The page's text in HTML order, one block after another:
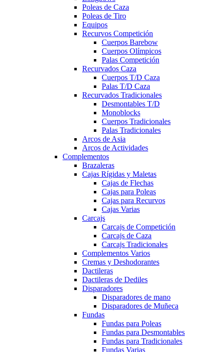
Poleas de Caza
Poleas de Tiro
Equipos
Recurvos Competición
Cuerpos Barebow
Cuerpos Olímpicos
Palas Competición
Recurvados Caza
Cuerpos T/D Caza
Palas T/D Caza
Recurvados Tradicionales
Desmontables T/D
Monoblocks
Cuerpos Tradicionales
Palas Tradicionales
Arcos de Asia
Arcos de Actividades
Complementos
Brazaleras
Cajas Rígidas y Maletas
Cajas de Flechas
Cajas para Poleas
Cajas para Recurvos
Cajas Varias
Carcajs
Carcajs de Competición
Carcajs de Caza
Carcajs Tradicionales
Complementos Varios
Cremas y Deshodorantes
Dactileras
Dactileras de Dediles
Disparadores
Disparadores de mano
Disparadores de Muñeca
Fundas
Fundas para Poleas
Fundas para Desmontables
Fundas para Tradicionales
Fundas Varias